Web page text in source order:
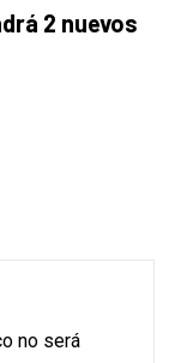
2 nuevos
no será